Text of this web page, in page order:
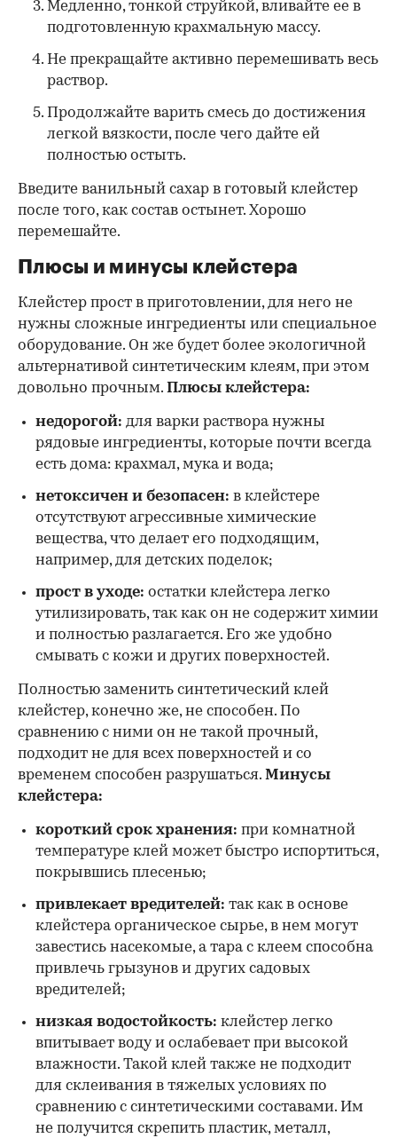
Медленно, тонкой струйкой, вливайте ее в
подготовленную крахмальную массу.
Не прекращайте активно перемешивать весь
раствор.
Продолжайте варить смесь до достижения
легкой вязкости, после чего дайте ей
полностью остыть.
Введите ванильный сахар в готовый клейстер
после того, как состав остынет. Хорошо
перемешайте.
Плюсы и минусы клейстера
Клейстер прост в приготовлении, для него не
нужны сложные ингредиенты или специальное
оборудование. Он же будет более экологичной
альтернативой синтетическим клеям, при этом
довольно прочным. Плюсы клейстера:
недорогой: для варки раствора нужны
рядовые ингредиенты, которые почти всегда
есть дома: крахмал, мука и вода;
нетоксичен и безопасен: в клейстере
отсутствуют агрессивные химические
вещества, что делает его подходящим,
например, для детских поделок;
прост в уходе: остатки клейстера легко
утилизировать, так как он не содержит химии
и полностью разлагается. Его же удобно
смывать с кожи и других поверхностей.
Полностью заменить синтетический клей
клейстер, конечно же, не способен. По
сравнению с ними он не такой прочный,
подходит не для всех поверхностей и со
временем способен разрушаться. Минусы
клейстера:
короткий срок хранения: при комнатной
температуре клей может быстро испортиться,
покрывшись плесенью;
привлекает вредителей: так как в основе
клейстера органическое сырье, в нем могут
завестись насекомые, а тара с клеем способна
привлечь грызунов и других садовых
вредителей;
низкая водостойкость: клейстер легко
впитывает воду и ослабевает при высокой
влажности. Такой клей также не подходит
для склеивания в тяжелых условиях по
сравнению с синтетическими составами. Им
не получится скрепить пластик, металл,